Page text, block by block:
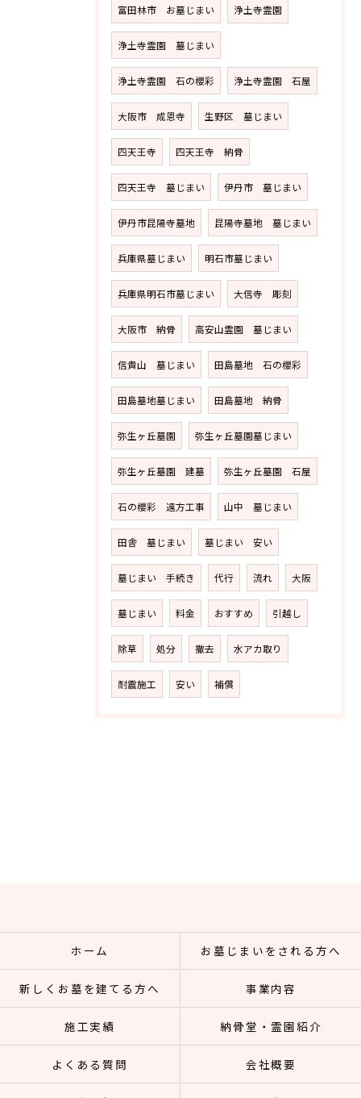
富田林市 お墓じまい 浄土寺霊園
浄土寺霊園 墓じまい
浄土寺霊園 石の櫻彩 浄土寺霊園 石屋
大阪市 成恩寺 生野区 墓じまい
四天王寺 四天王寺 納骨
四天王寺 墓じまい 伊丹市 墓じまい
伊丹市昆陽寺墓地 昆陽寺墓地 墓じまい
兵庫県墓じまい 明石市墓じまい
兵庫県明石市墓じまい 大信寺 彫刻
大阪市 納骨 高安山霊園 墓じまい
信貴山 墓じまい 田島墓地 石の櫻彩
田島墓地墓じまい 田島墓地 納骨
弥生ヶ丘墓園 弥生ヶ丘墓園墓じまい
弥生ヶ丘墓園 建墓 弥生ヶ丘墓園 石屋
石の櫻彩 遠方工事 山中 墓じまい
田舎 墓じまい 墓じまい 安い
墓じまい 手続き 代行 流れ 大阪
墓じまい 料金 おすすめ 引越し
除草 処分 撤去 水アカ取り
耐震施工 安い 補償
ホーム お墓じまいをされる方へ
新しくお墓を建てる方へ 事業内容
施工実績 納骨堂・霊園紹介
よくある質問 会社概要